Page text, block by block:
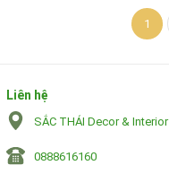
1
Liên hệ
SẮC THÁI Decor & Interior
0888616160